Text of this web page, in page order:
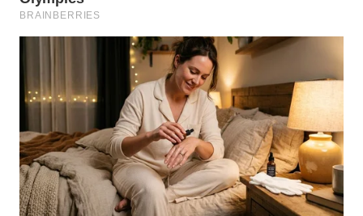
de alta qualidade técnica para obter